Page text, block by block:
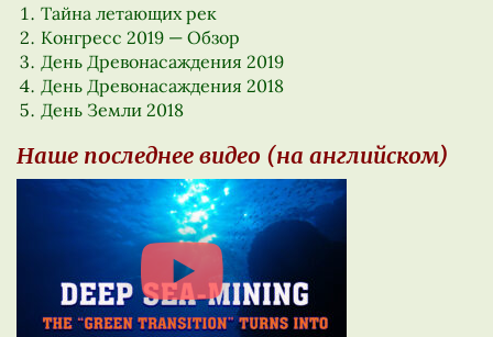
Тайна летающих рек
Конгресс 2019 — Обзор
День Древонасаждения 2019
День Древонасаждения 2018
День Земли 2018
Наше последнее видео (на английском)